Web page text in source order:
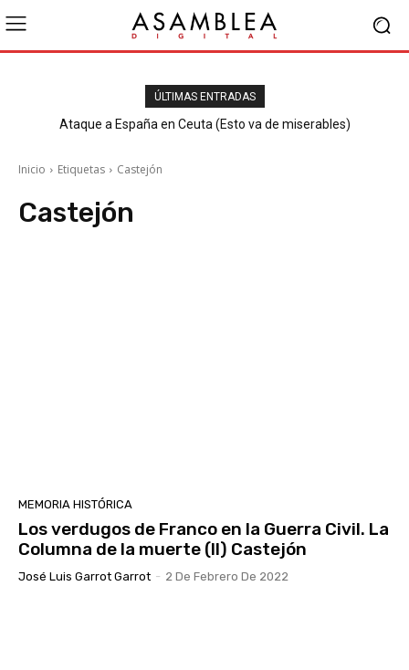
ÚLTIMAS ENTRADAS
Ataque a España en Ceuta (Esto va de miserables)
Inicio Etiquetas Castejón
Castejón
MEMORIA HISTÓRICA
Los verdugos de Franco en la Guerra Civil. La
Columna de la muerte (II) Castejón
José Luis Garrot Garrot - 2 De Febrero De 2022